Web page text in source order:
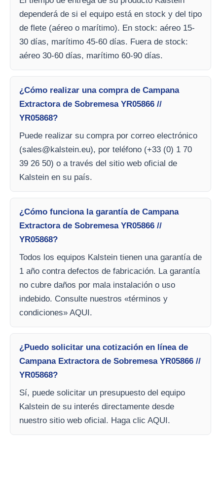
dependerá de si el equipo está en stock y del tipo
de flete (aéreo o marítimo). En stock: aéreo 15-
30 días, marítimo 45-60 días. Fuera de stock:
aéreo 30-60 días, marítimo 60-90 días.
¿Cómo realizar una compra de Campana
Extractora de Sobremesa YR05866 //
YR05868?
Puede realizar su compra por correo electrónico
(sales@kalstein.eu), por teléfono (+33 (0) 1 70
39 26 50) o a través del sitio web oficial de
Kalstein en su país.
¿Cómo funciona la garantía de Campana
Extractora de Sobremesa YR05866 //
YR05868?
Todos los equipos Kalstein tienen una garantía de
1 año contra defectos de fabricación. La garantía
no cubre daños por mala instalación o uso
indebido. Consulte nuestros «términos y
condiciones» AQUI.
¿Puedo solicitar una cotización en línea de
Campana Extractora de Sobremesa YR05866 //
YR05868?
Sí, puede solicitar un presupuesto del equipo
Kalstein de su interés directamente desde
nuestro sitio web oficial. Haga clic AQUI.